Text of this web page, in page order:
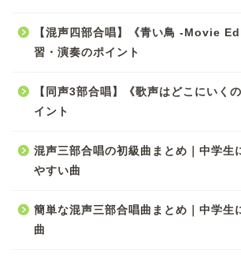
【混声四部合唱】《青い鳥 -Movie
習・演奏のポイント
【同声3部合唱】《歌声はどこにいく
イント
混声三部合唱の初級曲まとめ｜中学生
やすい曲
簡単な混声三部合唱曲まとめ｜中学生
曲